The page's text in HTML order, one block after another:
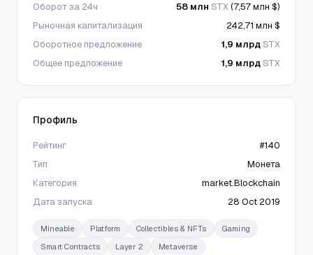
Оборот за 24ч
58 млн STX(7,57 млн $)
Рыночная капитализация
242,71 млн $
Оборотное предложение
1,9 млрдSTX
Общее предложение
1,9 млрдSTX
Профиль
Рейтинг
#140
Тип
Монета
Категория
market.Blockchain
Дата запуска
28 Oct 2019
Mineable Platform Collectibles & NFTs
Gaming
Smart Contracts
Layer 2 Metaverse